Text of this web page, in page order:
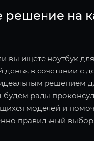
решение на
вы ищете ноутбук
в сочетании с
решением
рады
моделей и
правильный выбор.